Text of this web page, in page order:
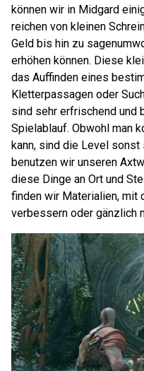
können wir in Midgard
reichen von kleinen
Geld bis hin zu
erhöhen können. Diese
das Auffinden eines
Kletterpassagen oder
sind sehr erfrischend und
Spielablauf. Obwohl man
kann, sind die Level sonst
benutzen wir unseren
diese Dinge an Ort und
finden wir Materialien, mit
verbessern oder gänzlich